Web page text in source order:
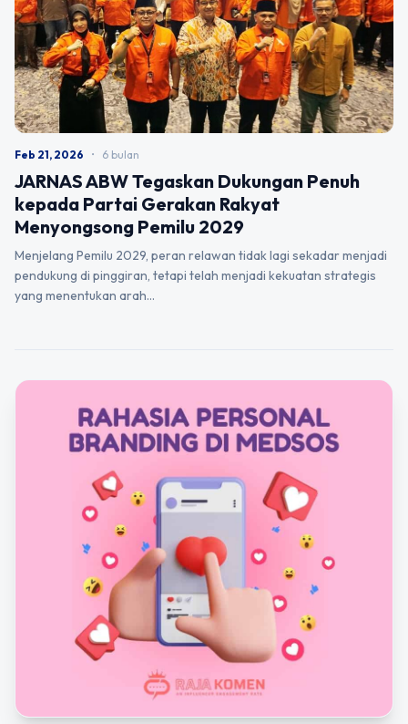
Feb 21, 2026 • 6 bulan
JARNAS ABW Tegaskan Dukungan Penuh
kepada Partai Gerakan Rakyat
Menyongsong Pemilu 2029
Menjelang Pemilu 2029, peran relawan tidak lagi sekadar menjadi
pendukung di pinggiran, tetapi telah menjadi kekuatan strategis
yang menentukan arah…